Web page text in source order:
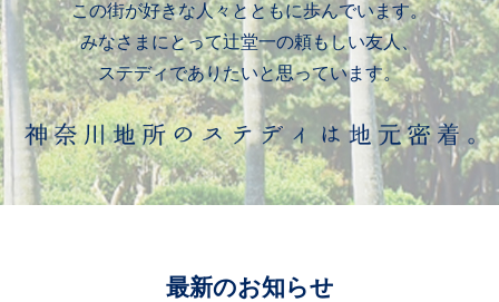
この街が好きな人々とともに歩んでいます。
みなさまにとって辻堂一の頼もしい友人、
ステディでありたいと思っています。
最新のお知らせ